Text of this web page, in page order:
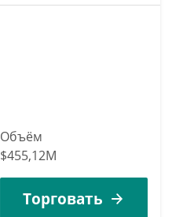
Объём
$455,12M
Торговать